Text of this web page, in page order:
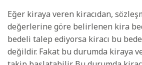
Eğer kiraya veren kiracıdan,
değerlerine göre belirlenen kira
bedeli talep ediyorsa kiracı bu
değildir. Fakat bu durumda kiraya